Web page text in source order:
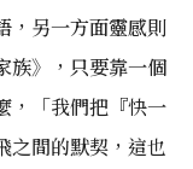
，另一方面靈感則
族》，只要靠一個
，「我們把『快一
之間的默契，這也